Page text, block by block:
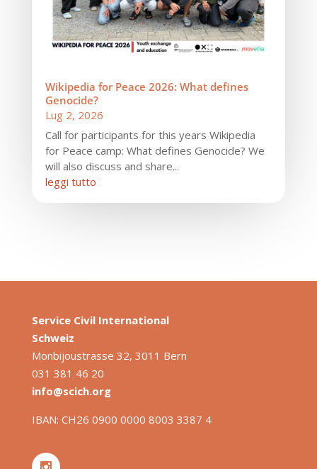
Wikipedia for Peace 2026: What defines
Genocide?
Lug 2, 2026
Call for participants for this years Wikipedia
for Peace camp: What defines Genocide? We
will also discuss and share...
leggi tutto
Service Civil International
Schweiz
Monbijoustrasse 32, 3011 Bern
031 381 46 20
info@scich.org
IBAN: CH26 0900 0000 8003 3387 4